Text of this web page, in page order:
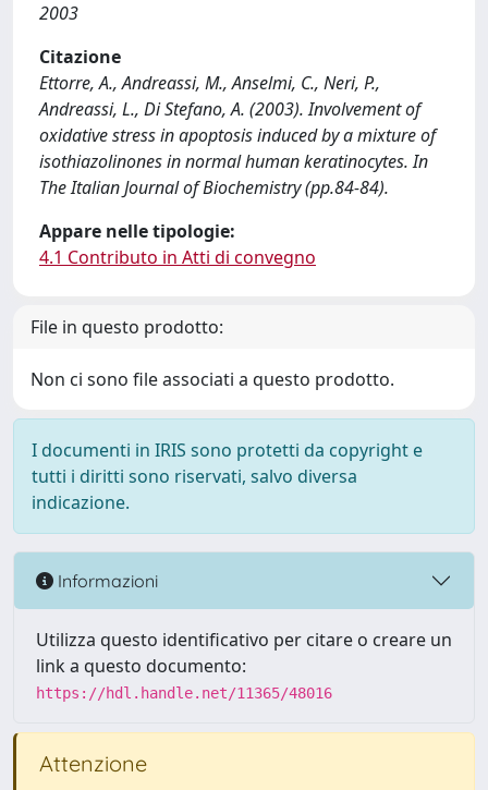
2003
Citazione
Ettorre, A., Andreassi, M., Anselmi, C., Neri, P.,
Andreassi, L., Di Stefano, A. (2003). Involvement of
oxidative stress in apoptosis induced by a mixture of
isothiazolinones in normal human keratinocytes. In
The Italian Journal of Biochemistry (pp.84-84).
Appare nelle tipologie:
4.1 Contributo in Atti di convegno
File in questo prodotto:
Non ci sono file associati a questo prodotto.
I documenti in IRIS sono protetti da copyright e
tutti i diritti sono riservati, salvo diversa
indicazione.
Informazioni
Utilizza questo identificativo per citare o creare un
link a questo documento:
https://hdl.handle.net/11365/48016
Attenzione